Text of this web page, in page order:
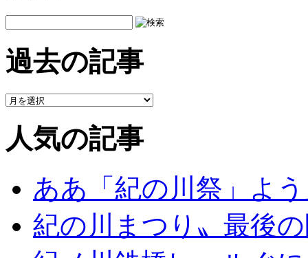
過去の記事
人気の記事
ああ「紀の川祭」よ
紀の川まつり〟最後